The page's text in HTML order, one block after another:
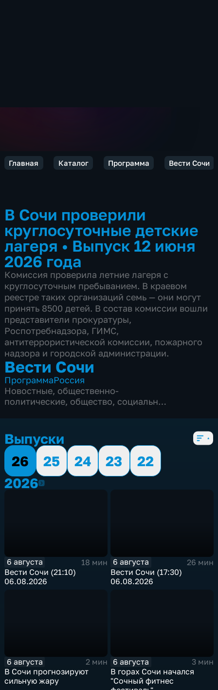
Главная Каталог Программа Вести Сочи
В Сочи проверили
круглосуточные детские
лагеря •Выпуск 12 июня
2026 года
Комиссия проверила летние лагеря с
круглосуточным пребыванием. В краевом
реестре таких организаций семь — они могут
принять 8500 детей. В состав комиссии вошли
представители прокуратуры,
Роспотребнадзора, ГИМС,
антитеррористической комиссии, пожарного
надзора и городской администрации.
Вести Сочи
ПрограммаРоссия
Новостные, общественно-
политические, общество, социально-
Выпуски
26
25 24 23
22
20262026
6 августа
18 мин
Вести Сочи (21:10)
06.08.2026
6 августа
26 мин
Вести Сочи (17:30)
06.08.2026
6 августа
2 мин
В Сочи прогнозируют
сильную жару
6 августа
3 мин
В горах Сочи начался
"Сочный фитнес